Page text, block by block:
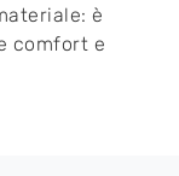
è
comfort e